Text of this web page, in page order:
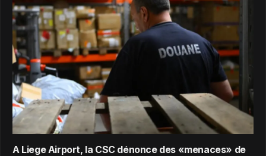
A Liege Airport, la CSC dénonce des «menaces» de